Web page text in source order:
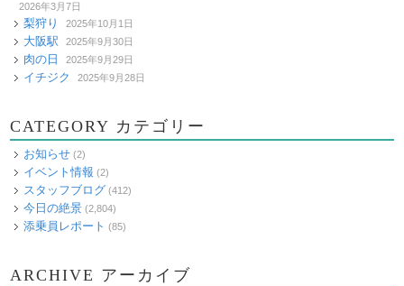
2026年3月7日
梨狩り 2025年10月1日
大阪駅 2025年9月30日
肉の日 2025年9月29日
イチジク 2025年9月28日
CATEGORY カテゴリー
お知らせ (2)
イベント情報 (2)
スタッフブログ (412)
今日の絶景 (2,804)
添乗員レポート (85)
ARCHIVE アーカイブ